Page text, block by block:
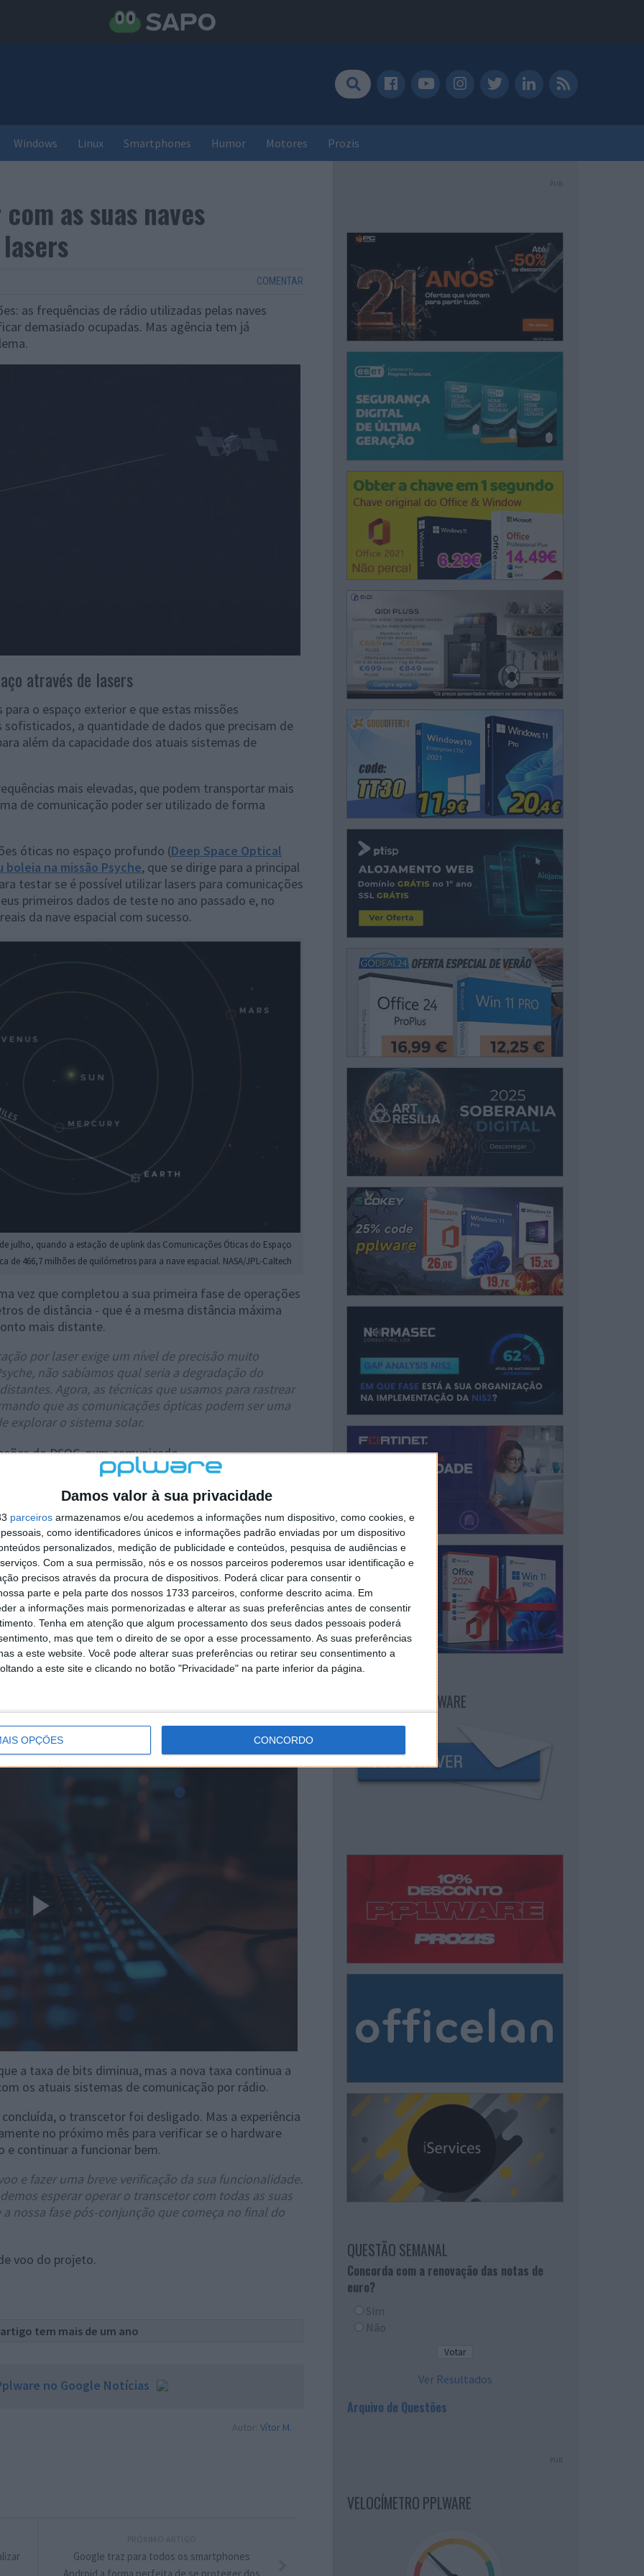
Damos valor à sua privacidade
parceiros armazenamos e/ou acedemos a informações num dispositivo, como cookies, e
como identificadores únicos e informações padrão enviadas por um dispositivo
personalizados, medição de publicidade e conteúdos, pesquisa de audiências e
Com a sua permissão, nós e os nossos parceiros poderemos usar identificação e
precisos através da procura de dispositivos. Poderá clicar para consentir o
parte e pela parte dos nossos 1733 parceiros, conforme descrito acima. Em
a informações mais pormenorizadas e alterar as suas preferências antes de consentir
Tenha em atenção que algum processamento dos seus dados pessoais poderá
mas que tem o direito de se opor a esse processamento. As suas preferências
a este website. Você pode alterar suas preferências ou retirar seu consentimento a
a este site e clicando no botão "Privacidade" na parte inferior da página.
OPÇÕES CONCORDO
Windows Linux Smartphones Humor Motores Prozis
as suas naves
COMENTAR
as frequências de rádio utilizadas pelas naves
demasiado ocupadas. Mas agência tem já
através de lasers
o espaço exterior e que estas missões
a quantidade de dados que precisam de
além da capacidade dos atuais sistemas de
mais elevadas, que podem transportar mais
de comunicação poder ser utilizado de forma
óticas no espaço profundo (Deep Space Optical
boleia na missão Psyche, que se dirige para a principal
testar se é possível utilizar lasers para comunicações
primeiros dados de teste no ano passado e, no
da nave espacial com sucesso.
julho, quando a estação de uplink das Comunicações Óticas do Espaço
de 466,7 milhões de quilómetros para a nave espacial. NASA/JPL-Caltech
vez que completou a sua primeira fase de operações
de distância - que é a mesma distância máxima
mais distante.
por laser exige um nível de precisão muito
não sabíamos qual seria a degradação do
Agora, as técnicas que usamos para rastrear
que as comunicações ópticas podem ser uma
explorar o sistema solar.
do DSOC, num comunicado.
à banda larga
confiantes de que as comunicações por laser
exatidão a distâncias muito longas. Mas em
verificar se as coisas funcionam tanto na
do DSOC era garantir que as antenas no solo
para a outra com precisão suficiente para enviar
dados que poderiam esperar obter utilizando
distâncias. A 33 milhões de quilómetros de distância,
da Terra, o DSOC atingiu uma velocidade de
às velocidades da Internet de banda larga. A uma
quilómetros, conseguiu ainda assim 6,25 megabits
a taxa de bits diminua, mas a nova taxa continua a
os atuais sistemas de comunicação por rádio.
o transcetor foi desligado. Mas a experiência
no próximo mês para verificar se o hardware
e continuar a funcionar bem.
e fazer uma breve verificação da sua funcionalidade.
esperar operar o transcetor com todas as suas
nossa fase pós-conjunção que começa no final do
voo do projeto.
tem mais de um ano
no Google Notícias
Autor: Vítor M.
Google traz para todos os smartphones
PUB
NEWSLETTER PPLWARE
QUESTÃO SEMANAL
Concorda com a renovação das notas de
euro?
Sim
Não
Ver Resultados
Arquivo de Questões
PUB
VELOCÍMETRO PPLWARE